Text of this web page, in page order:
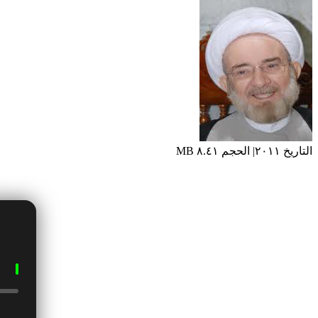
التاريخ ٢٠١١| الحجم ٨.٤١ MB